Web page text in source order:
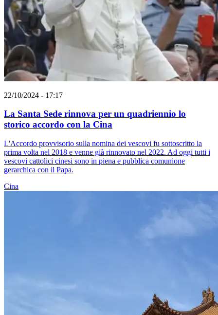
22/10/2024 - 17:17
La Santa Sede rinnova per un quadriennio lo
storico accordo con la Cina
L'Accordo provvisorio sulla nomina dei vescovi fu sottoscritto la
prima volta nel 2018 e venne già rinnovato nel 2022. Ad oggi tutti i
vescovi cattolici cinesi sono in piena e pubblica comunione
gerarchica con il Papa.
Cina